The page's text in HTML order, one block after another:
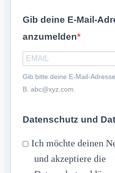
Gib deine E-Mail-
anzumelden
Gib bitte deine E-Mail-
B. abc@xyz.com.
Datenschutz und
Ich möchte deinen
und akzeptiere die